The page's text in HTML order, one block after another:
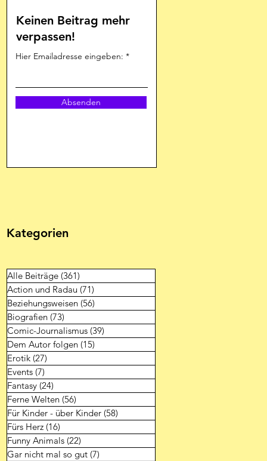
Kategorien
Alle Beiträge (361)
Action und Radau (71)
Beziehungsweisen (56)
Biografien (73)
Comic-Journalismus (39)
Dem Autor folgen (15)
Erotik (27)
Events (7)
Fantasy (24)
Ferne Welten (56)
Für Kinder - über Kinder (58)
Fürs Herz (16)
Funny Animals (22)
Gar nicht mal so gut (7)
Keinen Beitrag mehr
verpassen!
Hier Emailadresse eingeben:
Absenden